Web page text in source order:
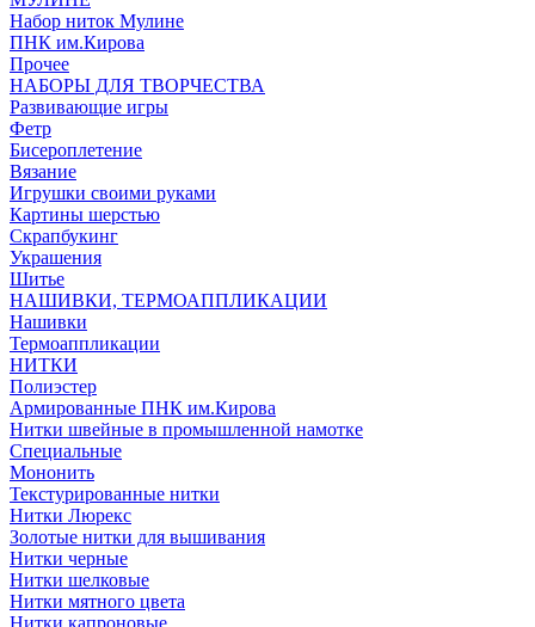
Набор ниток Мулине
ПНК им.Кирова
Прочее
НАБОРЫ ДЛЯ ТВОРЧЕСТВА
Развивающие игры
Фетр
Бисероплетение
Вязание
Игрушки своими руками
Картины шерстью
Скрапбукинг
Украшения
Шитье
НАШИВКИ, ТЕРМОАППЛИКАЦИИ
Нашивки
Термоаппликации
НИТКИ
Полиэстер
Армированные ПНК им.Кирова
Нитки швейные в промышленной намотке
Специальные
Мононить
Текстурированные нитки
Нитки Люрекс
Золотые нитки для вышивания
Нитки черные
Нитки шелковые
Нитки мятного цвета
Нитки капроновые